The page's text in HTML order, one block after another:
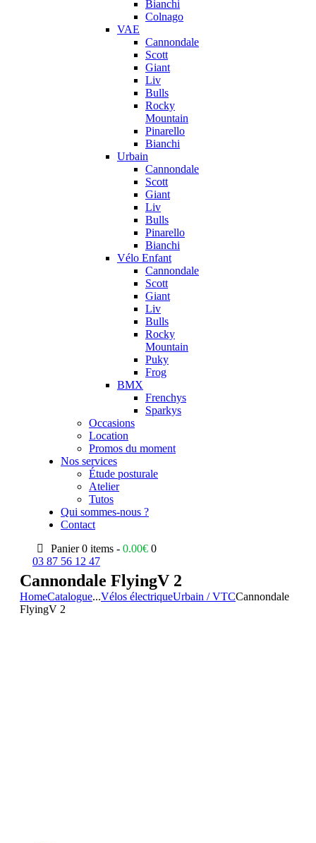
Bianchi
Colnago
VAE
Cannondale
Scott
Giant
Liv
Bulls
Rocky
Mountain
Pinarello
Bianchi
Urbain
Cannondale
Scott
Giant
Liv
Bulls
Pinarello
Bianchi
Vélo Enfant
Cannondale
Scott
Giant
Liv
Bulls
Rocky
Mountain
Puky
Frog
BMX
Frenchys
Sparkys
Occasions
Location
Promos du moment
Nos services
Étude posturale
Atelier
Tutos
Qui sommes-nous ?
Contact
Panier 0 items -0.00€ 0
03 87 56 12 47
Cannondale FlyingV 2
HomeCatalogue...Vélos électriqueUrbain / VTCCannondale
FlyingV 2